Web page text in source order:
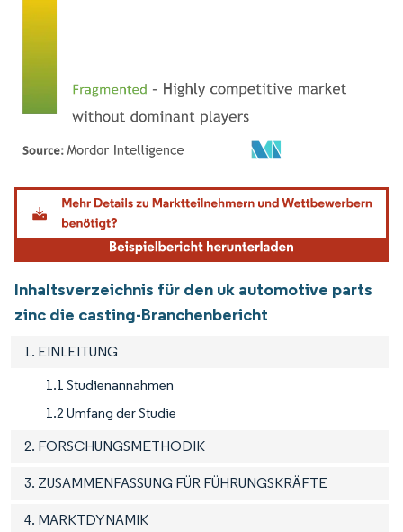
Bild © Mordor Intelligence. Wiederverwendung erfordert Namensnennung gemäß
Inhaltsverzeichnis für den uk automotive parts
zinc die casting-Branchenbericht
1. EINLEITUNG
1.1 Studienannahmen
1.2 Umfang der Studie
2. FORSCHUNGSMETHODIK
3. ZUSAMMENFASSUNG FÜR FÜHRUNGSKRÄFTE
4. MARKTDYNAMIK